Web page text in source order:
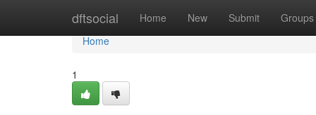
dftsocial Home New Submit Groups
Home
Home
1